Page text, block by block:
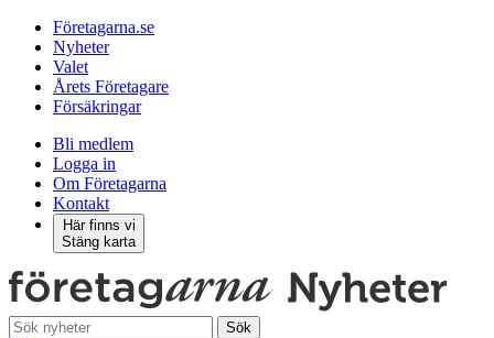
Företagarna.se
Nyheter
Valet
Årets Företagare
Försäkringar
Bli medlem
Logga in
Om Företagarna
Kontakt
Här finns vi
Stäng karta
Sök